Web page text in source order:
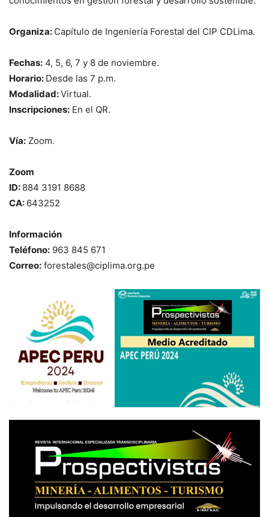
Organiza: Capítulo de Ingeniería Forestal del CIP CDLima.
Fechas: 4, 5, 6, 7 y 8 de noviembre.
Horario: Desde las 7 p.m.
Modalidad:Virtual.
Inscripciones: En el QR.
Vía: Zoom.
Zoom
ID: 884 3191 8688
CA: 643252
Información
Teléfono: 963 845 671
Correo: forestales@ciplima.org.pe